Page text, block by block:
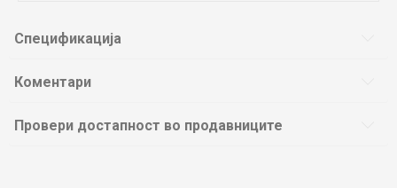
Спецификација
Коментари
Провери достапност во продавниците